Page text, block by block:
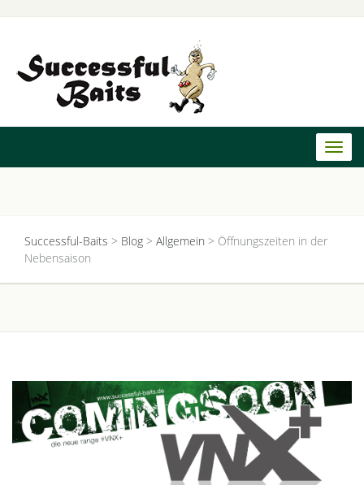
Successful-Baits > Blog > Allgemein > Öffnungszeiten in der
Nebensaison